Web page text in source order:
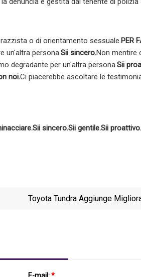
o di orientamento sessuale. PER
un'altra persona. Sii sincero.Non mentire
degradante per un'altra persona. Sii
noi.Ci piacerebbe ascoltare le
Sii sincero.Sii gentile.Sii proattivo.
Toyota Tundra Aggiunge
E-mail:*